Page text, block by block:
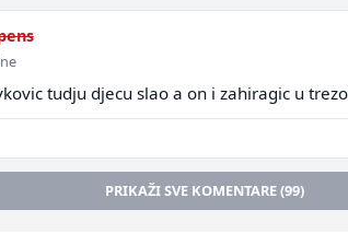
tudju djecu slao a on i zahiragic u
PRIKAŽI SVE KOMENTARE (99)